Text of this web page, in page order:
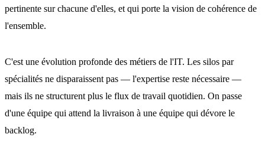
pertinente sur chacune d'elles, et qui porte la vision de cohérence de
l'ensemble.
C'est une évolution profonde des métiers de l'IT. Les silos par
spécialités ne disparaissent pas — l'expertise reste nécessaire —
mais ils ne structurent plus le flux de travail quotidien. On passe
d'une équipe qui attend la livraison à une équipe qui dévore le
backlog.